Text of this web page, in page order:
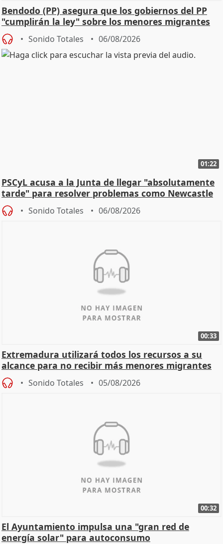
Bendodo (PP) asegura que los gobiernos del PP
"cumplirán la ley" sobre los menores migrantes
Sonido Totales 06/08/2026
01:22
PSCyL acusa a la Junta de llegar "absolutamente
tarde" para resolver problemas como Newcastle
Sonido Totales 06/08/2026
00:33
Extremadura utilizará todos los recursos a su
alcance para no recibir más menores migrantes
Sonido Totales 05/08/2026
00:32
El Ayuntamiento impulsa una "gran red de
energía solar" para autoconsumo